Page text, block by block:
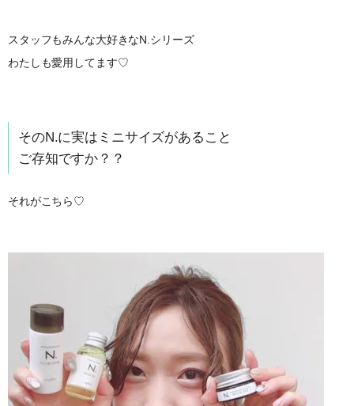
スタッフもみんな大好きなN.シリーズ
わたしも愛用してます♡
そのN.に実はミニサイズがあること
ご存知ですか？？
それがこちら♡